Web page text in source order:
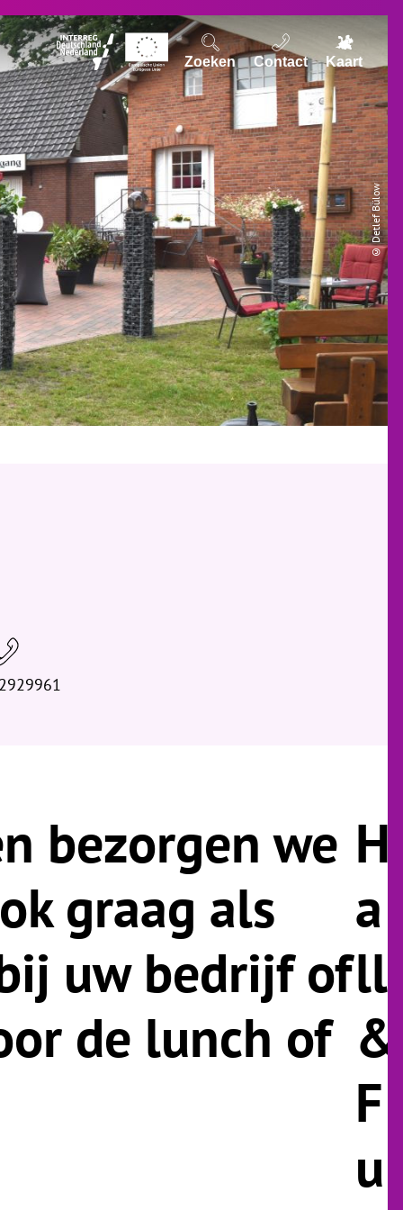
Zoeken Contact Kaart
© Detlef Bülow
bezorgen we
graag als
uw bedrijf of
de lunch of
H
a
ll
&
F
u